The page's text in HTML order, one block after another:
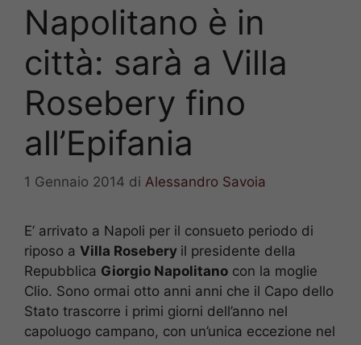
Napolitano è in
città: sarà a Villa
Rosebery fino
all’Epifania
1 Gennaio 2014 di Alessandro Savoia
E’ arrivato a Napoli per il consueto periodo di
riposo a Villa Rosebery il presidente della
Repubblica Giorgio Napolitano con la moglie
Clio. Sono ormai otto anni anni che il Capo dello
Stato trascorre i primi giorni dell’anno nel
capoluogo campano, con un’unica eccezione nel